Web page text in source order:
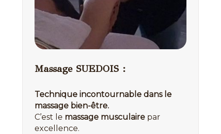
Massage SUEDOIS :
Technique incontournable dans le
massage bien-être.
C’est le massage musculairepar
excellence.